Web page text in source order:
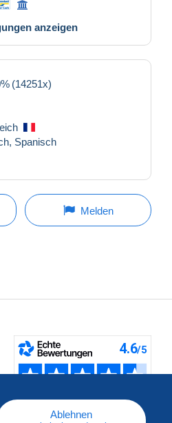
anzeigen
(14251x)
Spanisch
Melden
Ablehnen